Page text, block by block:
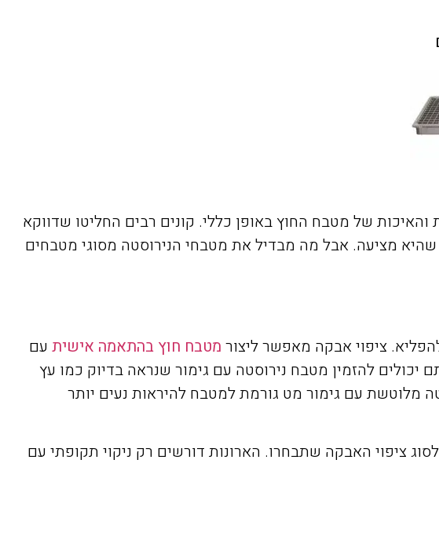
של מטבח החוץ באופן כללי. קונים רבים החליטו שדווקא
שהיא מציעה. אבל מה מבדיל את מטבחי הנירוסטה מסוגי מטבחים
ציפוי אבקה מאפשר ליצור מטבח חוץ בהתאמה אישית עם
להזמין מטבח נירוסטה עם גימור שנראה בדיוק כמו עץ
מלוטשת עם גימור מט גורמת למטבח להיראות נעים יותר
ציפוי האבקה שתבחרו. הארונות דורשים רק ניקוי תקופתי עם